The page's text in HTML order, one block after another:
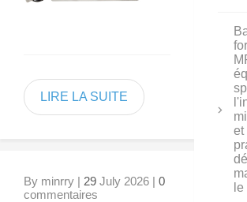
LIRE LA SUITE
By minrry | 29 July 2026 | 0
commentaires
et
le